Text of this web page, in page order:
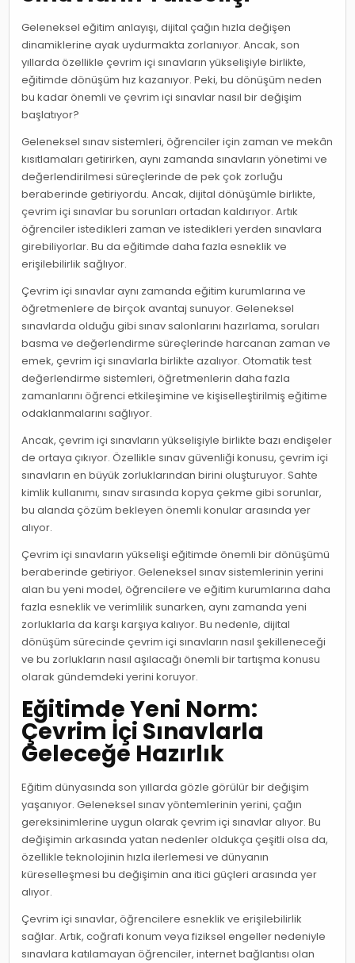
Geleneksel eğitim anlayışı, dijital çağın hızla değişen
dinamiklerine ayak uydurmakta zorlanıyor. Ancak, son
yıllarda özellikle çevrim içi sınavların yükselişiyle birlikte,
eğitimde dönüşüm hız kazanıyor. Peki, bu dönüşüm neden
bu kadar önemli ve çevrim içi sınavlar nasıl bir değişim
başlatıyor?
Geleneksel sınav sistemleri, öğrenciler için zaman ve mekân
kısıtlamaları getirirken, aynı zamanda sınavların yönetimi ve
değerlendirilmesi süreçlerinde de pek çok zorluğu
beraberinde getiriyordu. Ancak, dijital dönüşümle birlikte,
çevrim içi sınavlar bu sorunları ortadan kaldırıyor. Artık
öğrenciler istedikleri zaman ve istedikleri yerden sınavlara
girebiliyorlar. Bu da eğitimde daha fazla esneklik ve
erişilebilirlik sağlıyor.
Çevrim içi sınavlar aynı zamanda eğitim kurumlarına ve
öğretmenlere de birçok avantaj sunuyor. Geleneksel
sınavlarda olduğu gibi sınav salonlarını hazırlama, soruları
basma ve değerlendirme süreçlerinde harcanan zaman ve
emek, çevrim içi sınavlarla birlikte azalıyor. Otomatik test
değerlendirme sistemleri, öğretmenlerin daha fazla
zamanlarını öğrenci etkileşimine ve kişiselleştirilmiş eğitime
odaklanmalarını sağlıyor.
Ancak, çevrim içi sınavların yükselişiyle birlikte bazı endişeler
de ortaya çıkıyor. Özellikle sınav güvenliği konusu, çevrim içi
sınavların en büyük zorluklarından birini oluşturuyor. Sahte
kimlik kullanımı, sınav sırasında kopya çekme gibi sorunlar,
bu alanda çözüm bekleyen önemli konular arasında yer
alıyor.
Çevrim içi sınavların yükselişi eğitimde önemli bir dönüşümü
beraberinde getiriyor. Geleneksel sınav sistemlerinin yerini
alan bu yeni model, öğrencilere ve eğitim kurumlarına daha
fazla esneklik ve verimlilik sunarken, aynı zamanda yeni
zorluklarla da karşı karşıya kalıyor. Bu nedenle, dijital
dönüşüm sürecinde çevrim içi sınavların nasıl şekilleneceği
ve bu zorlukların nasıl aşılacağı önemli bir tartışma konusu
olarak gündemdeki yerini koruyor.
Eğitimde Yeni Norm:
Çevrim İçi Sınavlarla
Geleceğe Hazırlık
Eğitim dünyasında son yıllarda gözle görülür bir değişim
yaşanıyor. Geleneksel sınav yöntemlerinin yerini, çağın
gereksinimlerine uygun olarak çevrim içi sınavlar alıyor. Bu
değişimin arkasında yatan nedenler oldukça çeşitli olsa da,
özellikle teknolojinin hızla ilerlemesi ve dünyanın
küreselleşmesi bu değişimin ana itici güçleri arasında yer
alıyor.
Çevrim içi sınavlar, öğrencilere esneklik ve erişilebilirlik
sağlar. Artık, coğrafi konum veya fiziksel engeller nedeniyle
sınavlara katılamayan öğrenciler, internet bağlantısı olan